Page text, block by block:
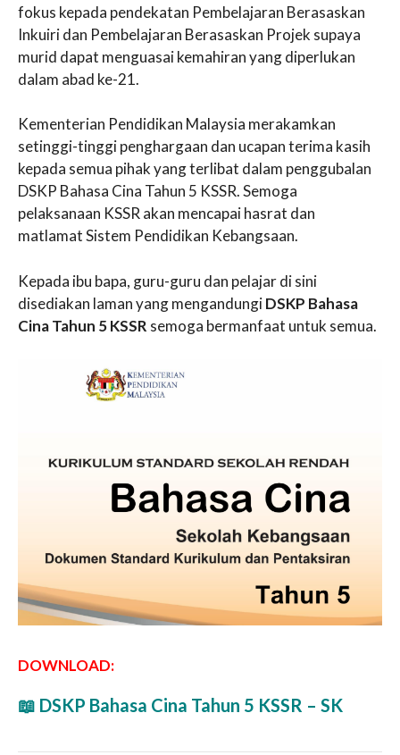
fokus kepada pendekatan Pembelajaran Berasaskan
Inkuiri dan Pembelajaran Berasaskan Projek supaya
murid dapat menguasai kemahiran yang diperlukan
dalam abad ke-21.
Kementerian Pendidikan Malaysia merakamkan
setinggi-tinggi penghargaan dan ucapan terima kasih
kepada semua pihak yang terlibat dalam penggubalan
DSKP Bahasa Cina Tahun 5 KSSR. Semoga
pelaksanaan KSSR akan mencapai hasrat dan
matlamat Sistem Pendidikan Kebangsaan.
Kepada ibu bapa, guru-guru dan pelajar di sini
disediakan laman yang mengandungiDSKP Bahasa
Cina Tahun 5 KSSR semoga bermanfaat untuk semua.
DOWNLOAD:
📖 DSKP Bahasa Cina Tahun 5 KSSR – SK